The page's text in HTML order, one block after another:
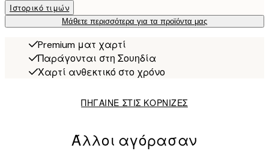
Ιστορικό τιμών
Μάθετε περισσότερα για τα προϊόντα μας
Premium ματ χαρτί
Παράγονται στη Σουηδία
Χαρτί ανθεκτικό στο χρόνο
ΠΗΓΑΙΝΕ ΣΤΙΣ ΚΟΡΝΙΖΕΣ
Άλλοι αγόρασαν